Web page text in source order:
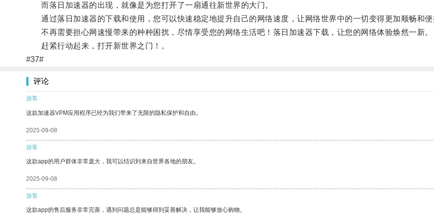
而落日加速器的出现，就像是为您打开了一扇通往新世界的大门。
通过落日加速器的下载和使用，您可以快速稳定地提升自己的网络速度，让网络世界中的一切变得更加顺畅和便
不再需要担心网速慢带来的种种困扰，尽情享受您的网络生活吧！落日加速器下载，让您的网络体验焕然一新。
赶紧行动起来，打开新世界之门！。
#37#
评论
游客
这款加速器VPM应用程序已经为我们带来了无限的隐私保护和自由。
2025-09-08
游客
这款app的用户群体非常庞大，我可以结识到来自世界各地的朋友。
2025-09-08
游客
这款app的售后服务非常完善，遇到问题总是能够得到妥善解决，让我能够放心购物。